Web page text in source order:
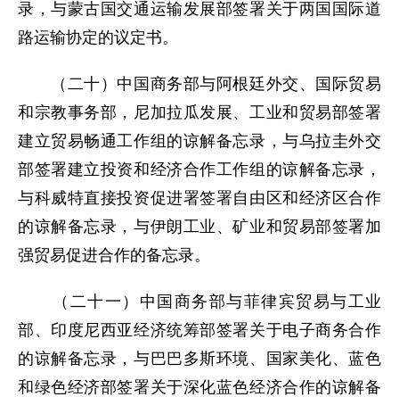
录，与蒙古国交通运输发展部签署关于两国国际道
路运输协定的议定书。
（二十）中国商务部与阿根廷外交、国际贸易
和宗教事务部，尼加拉瓜发展、工业和贸易部签署
建立贸易畅通工作组的谅解备忘录，与乌拉圭外交
部签署建立投资和经济合作工作组的谅解备忘录，
与科威特直接投资促进署签署自由区和经济区合作
的谅解备忘录，与伊朗工业、矿业和贸易部签署加
强贸易促进合作的备忘录。
（二十一）中国商务部与菲律宾贸易与工业
部、印度尼西亚经济统筹部签署关于电子商务合作
的谅解备忘录，与巴巴多斯环境、国家美化、蓝色
和绿色经济部签署关于深化蓝色经济合作的谅解备